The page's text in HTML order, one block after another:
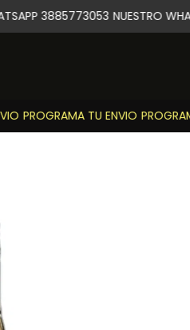
PROGRAMA TU ENVIO
3885773053 NUESTRO